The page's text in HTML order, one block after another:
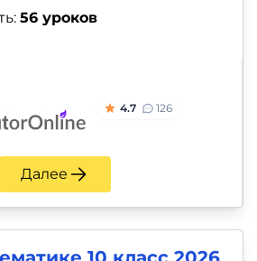
56 уроков
4.7 126
Далее